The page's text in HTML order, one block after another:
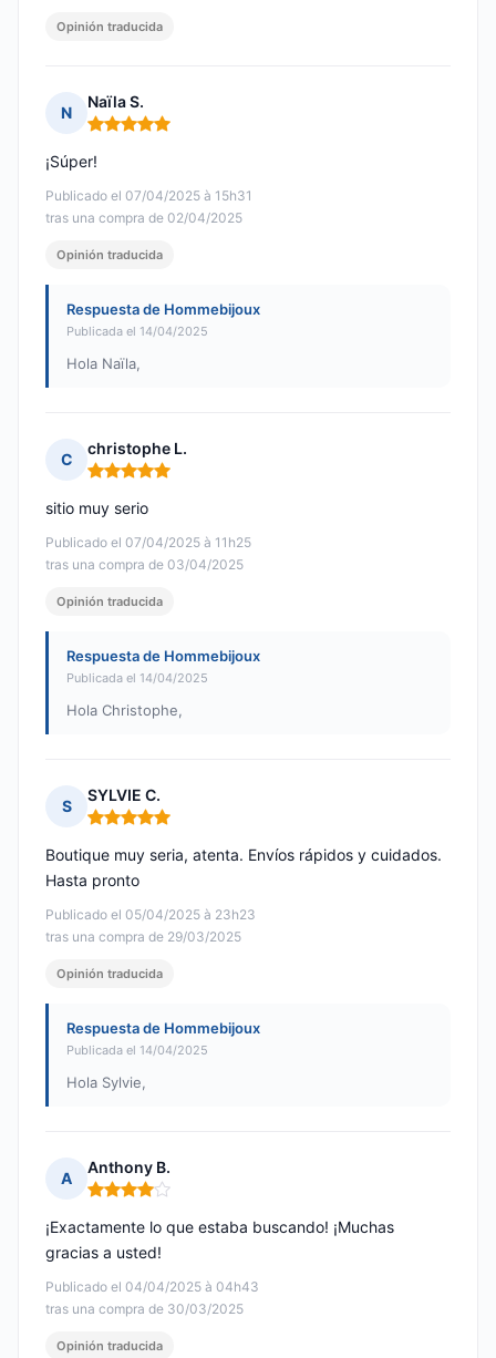
Opinión traducida
N
Naïla S.
Nota: 5 de 5
Publicado el 07/04/2025 à 15h31
tras una compra de 02/04/2025
¡Súper!
Opinión traducida
Respuesta de Hommebijoux
Publicada el 14/04/2025
Hola Naïla,
C
christophe L.
Nota: 5 de 5
Publicado el 07/04/2025 à 11h25
tras una compra de 03/04/2025
sitio muy serio
Opinión traducida
Respuesta de Hommebijoux
Publicada el 14/04/2025
Hola Christophe,
S
SYLVIE C.
Nota: 5 de 5
Publicado el 05/04/2025 à 23h23
tras una compra de 29/03/2025
Boutique muy seria, atenta. Envíos rápidos y cuidados.
Hasta pronto
Opinión traducida
Respuesta de Hommebijoux
Publicada el 14/04/2025
Hola Sylvie,
A
Anthony B.
Nota: 4 de 5
Publicado el 04/04/2025 à 04h43
tras una compra de 30/03/2025
¡Exactamente lo que estaba buscando! ¡Muchas
gracias a usted!
Opinión traducida